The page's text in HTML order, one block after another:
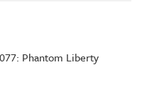
Phantom Liberty